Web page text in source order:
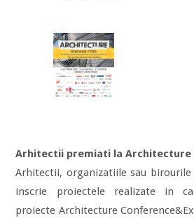
Arhitectii premiati la Architecture
Arhitectii, organizatiile sau
inscrie proiectele realizate in
proiecte Architecture